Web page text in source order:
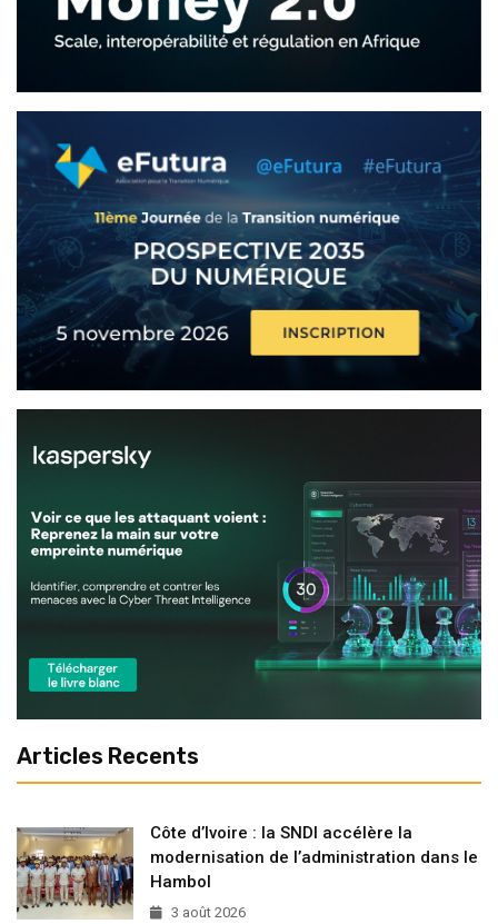
Articles Recents
Côte d’Ivoire : la SNDI accélère la
modernisation de l’administration dans le
Hambol
3 août 2026